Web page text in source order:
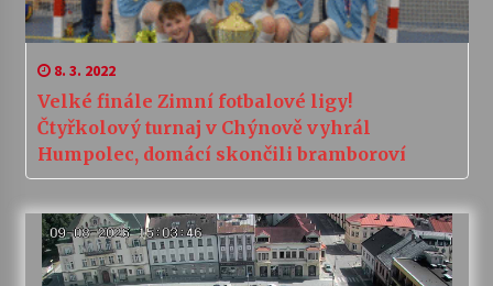
8. 3. 2022
Velké finále Zimní fotbalové ligy!
Čtyřkolový turnaj v Chýnově vyhrál
Humpolec, domácí skončili bramboroví